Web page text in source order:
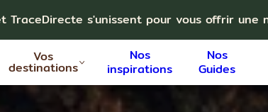
TraceDirecte s'unissent pour vous offrir
Vos
destinations
Nos
inspirations
Nos
Guides